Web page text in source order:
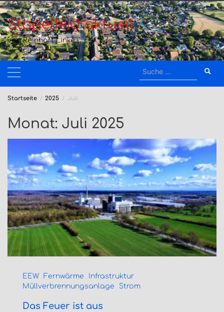
Zum
Inhalt
springen
Stapelfeld aktuell
von Reinhart Linke
Suche
nach:
Startseite 2025 Juli
Monat: Juli 2025
EEW Fernwärme
Infrastruktur
Müllverbrennungsanlage
Strom
Das Feuer ist aus